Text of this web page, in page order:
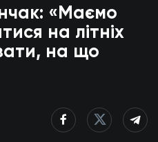
«Маємо
на літніх
на що